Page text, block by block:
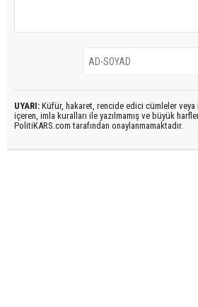
UYARI: Küfür, hakaret, rencide edici cümleler veya
içeren, imla kuralları ile yazılmamış ve büyük
PolitiKARS.com tarafından onaylanmamaktadır.